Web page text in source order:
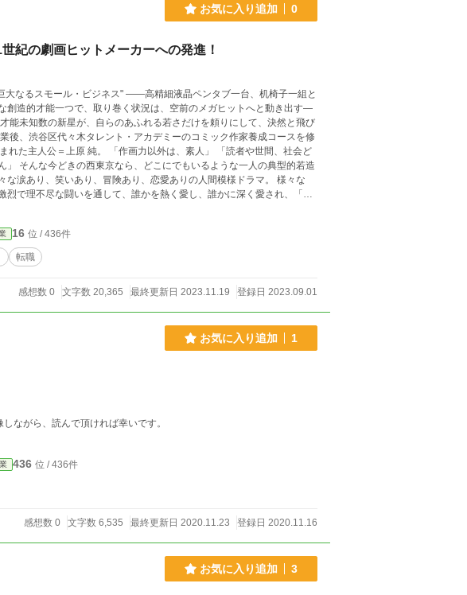
お気に入り追加 0
の劇画ヒットメーカーへの発進！
創造的才能一つで、取り巻く状況は、空前のメガヒットへと動き出す―
力以外は、素人」 「読者や世間、社会ど
的若造
あり、笑いあり、冒険あり、恋愛ありの人間模様ドラマ。 様々な
烈で理不尽な闘いを通して、誰かを熱く愛し、誰かに深く愛され、「こ
えるほどの一人の青年にまで成長し、「彼女は、一生の伴侶」と呼べ
け入れ、何から拒否されたのか？ どこの誰を愛し、どこの誰から愛され
16 位 / 436件
転職
感想数 0 文字数 20,365 最終更新日 2023.11.19 登録日 2023.09.01
お気に入り追加 1
ながら、読んで頂ければ幸いです。
436 位 / 436件
感想数 0 文字数 6,535 最終更新日 2020.11.23 登録日 2020.11.16
お気に入り追加 3